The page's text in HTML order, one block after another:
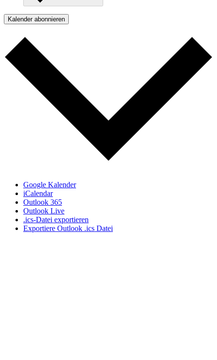
Kalender abonnieren
Google Kalender
iCalendar
Outlook 365
Outlook Live
.ics-Datei exportieren
Exportiere Outlook .ics Datei